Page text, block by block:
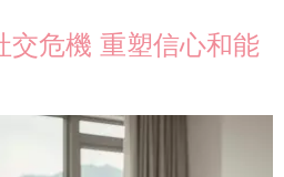
交危機 重塑信心和能